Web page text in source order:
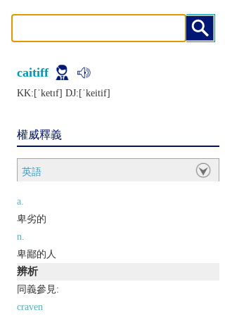
caitiff
KK:[ˈkеtɪf] DJ:[ˈkеitif]
權威釋義
英語
a.
卑劣的
n.
卑鄙的人
辨析
同義參見:
craven